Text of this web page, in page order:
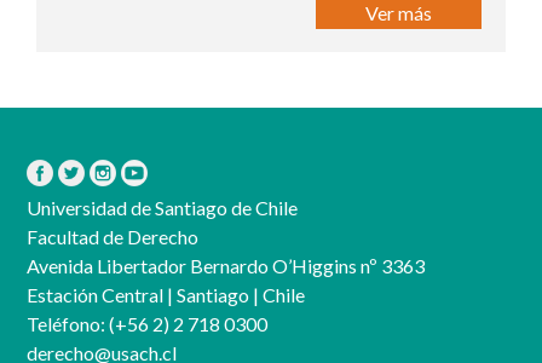
Ver más
Universidad de Santiago de Chile
Facultad de Derecho
Avenida Libertador Bernardo O’Higgins nº 3363
Estación Central | Santiago | Chile
Teléfono: (+56 2) 2 718 0300
derecho@usach.cl